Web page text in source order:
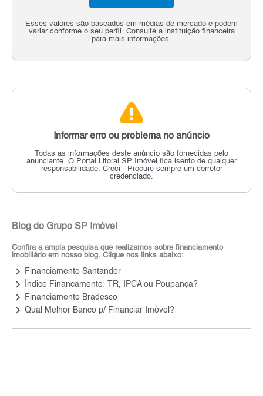
Esses valores são baseados em médias de mercado e podem
variar conforme o seu perfil. Consulte a instituição financeira
para mais informações.
Informar erro ou problema no anúncio
Todas as informações deste anúncio são fornecidas pelo
anunciante. O Portal Litoral SP Imóvel fica isento de qualquer
responsabilidade. Creci - Procure sempre um corretor
credenciado.
Blog do Grupo SP Imóvel
Confira a ampla pesquisa que realizamos sobre financiamento
imobiliário em nosso blog. Clique nos links abaixo:
keyboard_arrow_right Financiamento Santander
keyboard_arrow_right Índice Financamento: TR, IPCA ou Poupança?
keyboard_arrow_right Financiamento Bradesco
keyboard_arrow_right Qual Melhor Banco p/ Financiar Imóvel?